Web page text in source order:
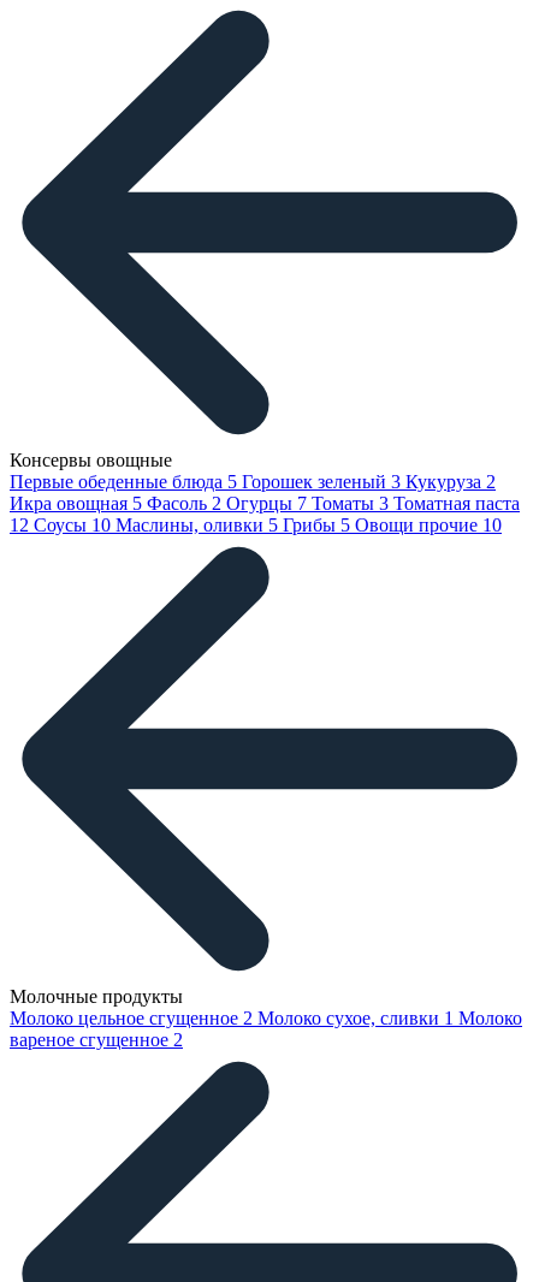
Консервы овощные
Первые обеденные блюда 5 Горошек зеленый 3 Кукуруза 2
Икра овощная 5 Фасоль 2 Огурцы 7 Томаты 3 Томатная паста
12 Соусы 10 Маслины, оливки 5 Грибы 5 Овощи прочие 10
Молочные продукты
Молоко цельное сгущенное 2 Молоко сухое, сливки 1 Молоко
вареное сгущенное 2